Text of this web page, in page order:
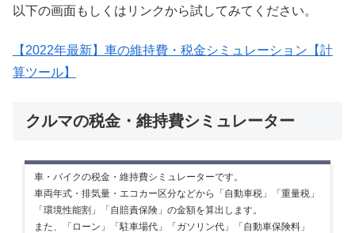
以下の画面もしくはリンクから試してみてください。
【2022年最新】車の維持費・税金シミュレーション【計
算ツール】
クルマの税金・維持費シミュレーター
車・バイクの税金・維持費シミュレーターです。
車両年式・排気量・エコカー区分などから「自動車税」「重量税」
「環境性能割」「自賠責保険」の金額を算出します。
また、「ローン」「駐車場代」「ガソリン代」「自動車保険料」